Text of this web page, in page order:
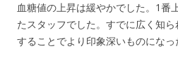
血糖値の上昇は緩やかでした。1番
たスタッフでした。すでに広く知
することでより印象深いものになっ